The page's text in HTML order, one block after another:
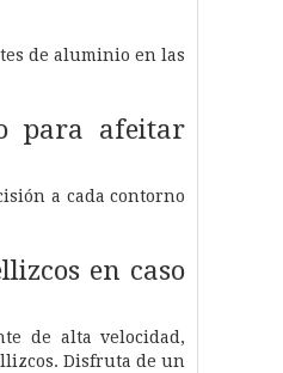
de aluminio en las
para afeitar
a cada contorno
en caso
de alta velocidad,
Disfruta de un